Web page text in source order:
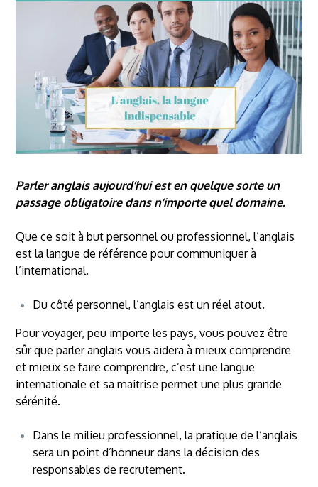
Parler anglais aujourd’hui est en quelque sorte un
passage obligatoire dans n’importe quel domaine.
Que ce soit à but personnel ou professionnel, l’anglais
est la langue de référence pour communiquer à
l’international.
Du côté personnel, l’anglais est un réel atout.
Pour voyager, peu importe les pays, vous pouvez être
sûr que parler anglais vous aidera à mieux comprendre
et mieux se faire comprendre, c’est une langue
internationale et sa maitrise permet une plus grande
sérénité.
Dans le milieu professionnel, la pratique de l’anglais
sera un point d’honneur dans la décision des
responsables de recrutement.